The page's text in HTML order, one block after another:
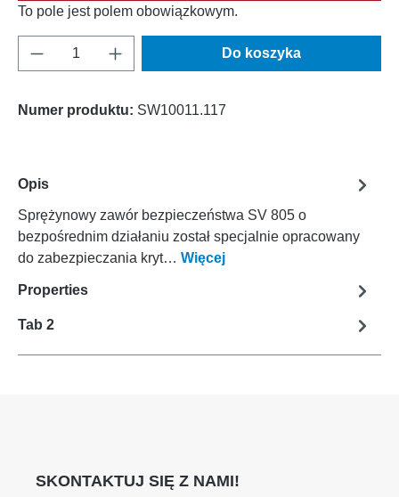
To pole jest polem obowiązkowym.
Ilość produktu: Wprowadź żądaną ilość
Do koszyka
Numer produktu: SW10011.117
Opis
Sprężynowy zawór bezpieczeństwa SV 805 o
bezpośrednim działaniu został specjalnie opracowany
do zabezpieczania kryt… Więcej
Properties
Tab 2
SKONTAKTUJ SIĘ Z NAMI!